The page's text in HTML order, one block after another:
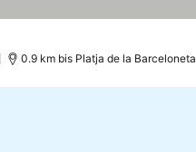
0.9 km bis Platja de la Barceloneta